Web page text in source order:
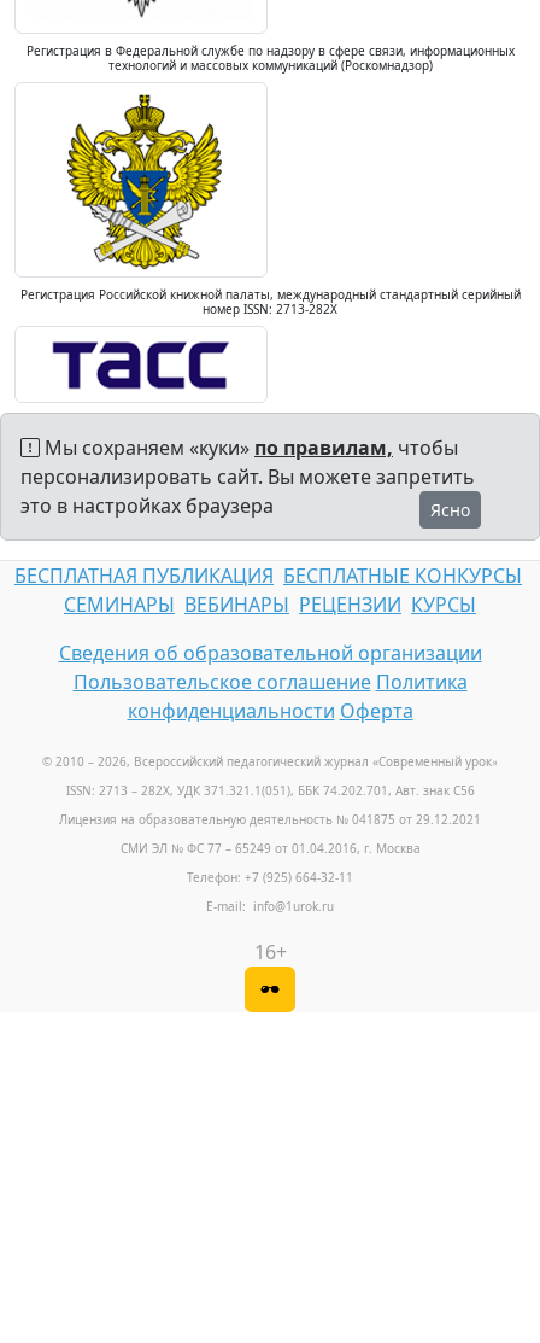
Регистрация в Федеральной службе по надзору в сфере связи, информационных
технологий и массовых коммуникаций (Роскомнадзор)
Регистрация Российской книжной палаты, международный стандартный серийный
номер ISSN: 2713-282X
Мы сохраняем «куки» по правилам, чтобы
персонализировать сайт. Вы можете запретить
это в настройках браузера
Ясно
БЕСПЛАТНАЯ ПУБЛИКАЦИЯ БЕСПЛАТНЫЕ КОНКУРСЫ
СЕМИНАРЫ ВЕБИНАРЫ РЕЦЕНЗИИ КУРСЫ
Сведения об образовательной организации
Пользовательское соглашение Политика
конфиденциальности Оферта
© 2010 – 2026, Всероссийский педагогический журнал «Современный урок»
ISSN: 2713 – 282X, УДК 371.321.1(051), ББК 74.202.701, Авт. знак С56
Лицензия на образовательную деятельность № 041875 от 29.12.2021
СМИ ЭЛ № ФС 77 – 65249 от 01.04.2016, г. Москва
Телефон: +7 (925) 664-32-11
E-mail: info@1urok.ru
16+